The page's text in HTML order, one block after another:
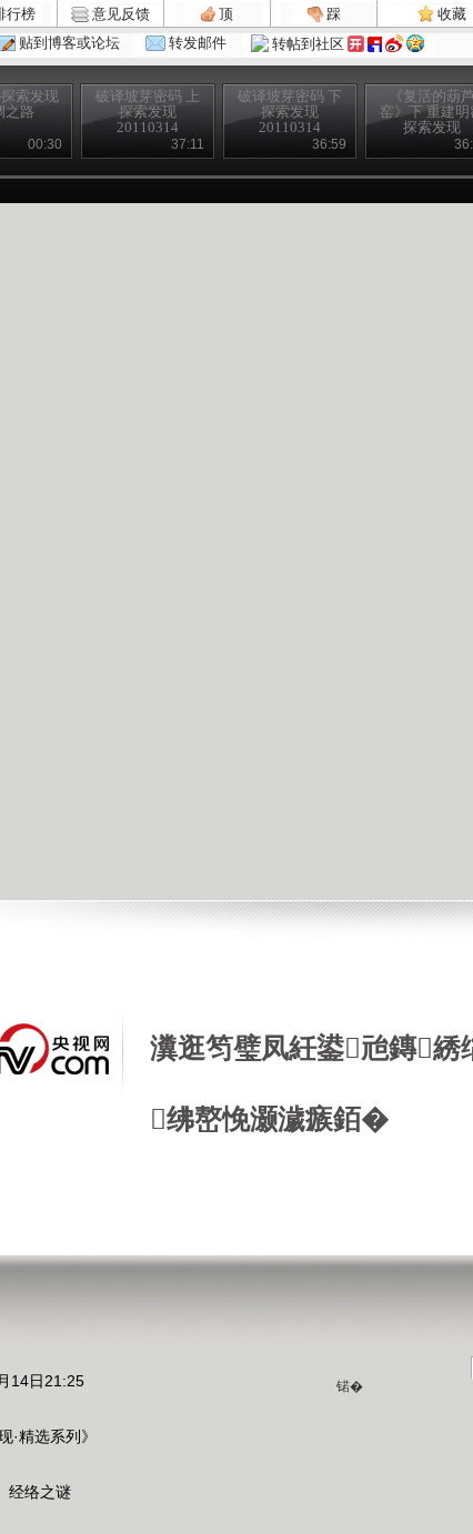
瀵逛笉璧凤紝鍙兘鏄綉
绋嶅悗灏濊瘯銆�
行榜 意见反馈 顶 踩
收藏
贴到博客或论坛 转发邮件 转帖到社区
索发现
之路
00:30
破译坡芽密码 上
探索发现
20110314
37:11
破译坡芽密码 下
探索发现
20110314
36:59
《复活的葫
窑》下 重建明
探索发现
20110406
14日21:25
·精选系列》
经络之谜
锘�